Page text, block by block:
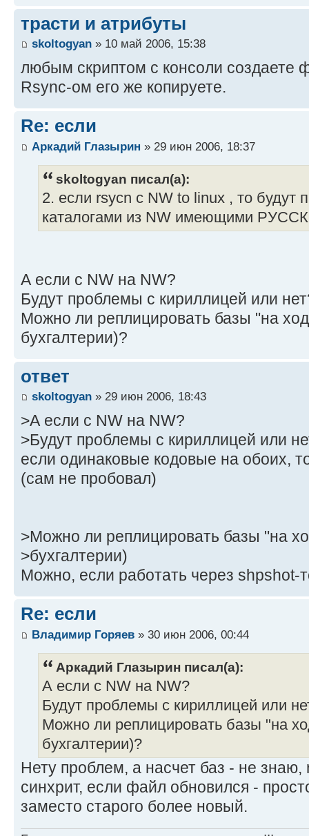
трасти и атрибуты
skoltogyan » 10 май 2006, 15:38
любым скриптом с консоли создаете
Rsync-ом его же копируете.
Re: если
Аркадий Глазырин » 29 июн 2006, 18:37
skoltogyan писал(а):
2. если rsycn с NW to linux , то
каталогами из NW имеющими
А если с NW на NW?
Будут проблемы с кириллицей или
Можно ли реплицировать базы "на
бухгалтерии)?
ответ
skoltogyan » 29 июн 2006, 18:43
>А если с NW на NW?
>Будут проблемы с кириллицей или
если одинаковые кодовые на обоих,
(сам не пробовал)
>Можно ли реплицировать базы "на
>бухгалтерии)
Можно, если работать через shpshot-
Re: если
Владимир Горяев » 30 июн 2006, 00:44
Аркадий Глазырин писал(а):
А если с NW на NW?
Будут проблемы с кириллицей или
Можно ли реплицировать базы "на
бухгалтерии)?
Нету проблем, а насчет баз - не
синхрит, если файл обновился -
заместо старого более новый.